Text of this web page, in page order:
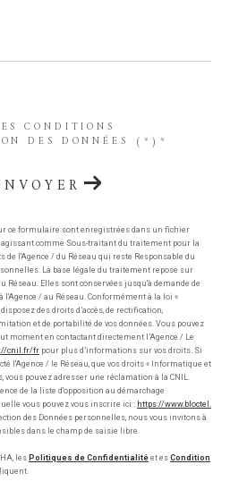
CONDITIONS
DES DONNÉES (*)*
ce formulaire sont enregistrées dans un fichier
comme Sous-traitant du traitement pour la
de l'Agence / du Réseau qui reste Responsable du
La base légale du traitement repose sur
Réseau. Elles sont conservées jusqu'à demande de
/ au Réseau. Conformément à la loi «
des droits d’accès, de rectification,
et de portabilité de vos données. Vous pouvez
moment en contactant directement l’Agence / Le
cnil.fr/fr pour plus d’informations sur vos droits. Si
l'Agence / le Réseau, que vos droits « Informatique et
vous pouvez adresser une réclamation à la CNIL.
de la liste d'opposition au démarchage
vous pouvez vous inscrire ici : https://www.bloctel.
des Données personnelles, nous vous invitons à
dans le champ de saisie libre.
les Politiques de Confidentialité et es Condition